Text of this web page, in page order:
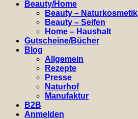
Beauty/Home
Beauty – Naturkosmetik
Beauty – Seifen
Home – Haushalt
Gutscheine/Bücher
Blog
Allgemein
Rezepte
Presse
Naturhof
Manufaktur
B2B
Anmelden